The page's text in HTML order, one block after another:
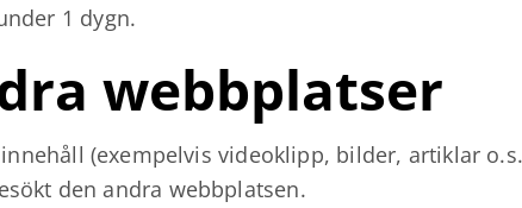
1 dygn.
webbplatser
(exempelvis videoklipp, bilder, artiklar
den andra webbplatsen.